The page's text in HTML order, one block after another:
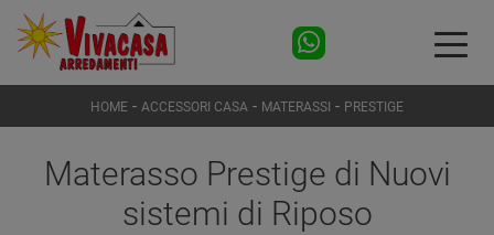
HOME - ACCESSORI CASA - MATERASSI - PRESTIGE
Materasso Prestige di Nuovi
sistemi di Riposo